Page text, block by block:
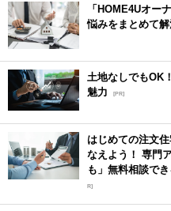
「HOME4Uオー
悩みをまとめて解
土地なしでもOK
魅力
[PR]
はじめての注文
なえよう！ 専門
も」無料相談で
R]